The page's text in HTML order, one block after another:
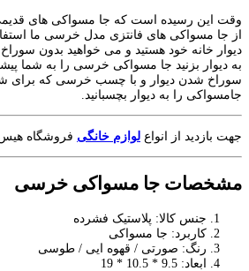
وقت این رسیده است که جا مسواکی های قدیمی
از جا مسواکی های فانتزی مدل خرسی ما
دیوار خانه خود هستید و می خواهید بدون
به دیوار بزنید جا مسواکی خرسی را به شما
سوراخ شدن دیوار و با چسب خرسی که برای
جامسواکی را به دیوار بچسبانید.
جهت بازدید از انواع لوازم خانگی فروشگاه هیس
مشخصات جا مسواکی خرسی
جنس کالا: پلاستیک فشرده
کاربرد: جا مسواکی
رنگ: صورتی / قهوه ایی / طوسی
ابعاد: 9.5 * 10.5 * 19